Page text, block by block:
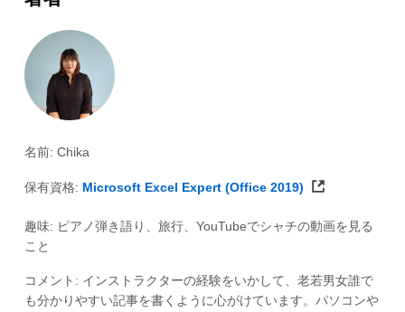
名前: Chika
保有資格: Microsoft Excel Expert (Office 2019)
趣味: ピアノ弾き語り、旅行、YouTubeでシャチの動画を見る
こと
コメント: インストラクターの経験をいかして、老若男女誰で
も分かりやすい記事を書くように心がけています。パソコンや